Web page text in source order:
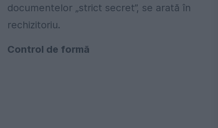
documentelor „strict secret”, se arată în
rechizitoriu.
Control de formă